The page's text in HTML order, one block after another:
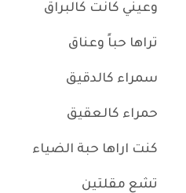
وعيني كانت كالبراق
تراها حباً وعناق
سمراء كالدقيق
حمراء كالعقيق
كنت اراها حبة الضياء
تشع مقلتين